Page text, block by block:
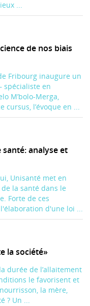
...
de nos biais
Fribourg inaugure un
spécialiste en
M’bolo-Merga,
cursus, l’évoque en ...
analyse et
Unisanté met en
la santé dans le
Forte de ces
d'une loi ...
la société»
durée de l’allaitement
le favorisent et
la mère,
? Un ...